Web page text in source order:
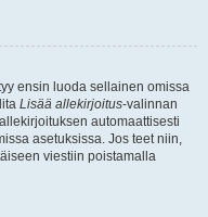
ensin luoda sellainen omissa
Lisää allekirjoitus-valinnan
automaattisesti
asetuksissa. Jos teet niin,
viestiin poistamalla